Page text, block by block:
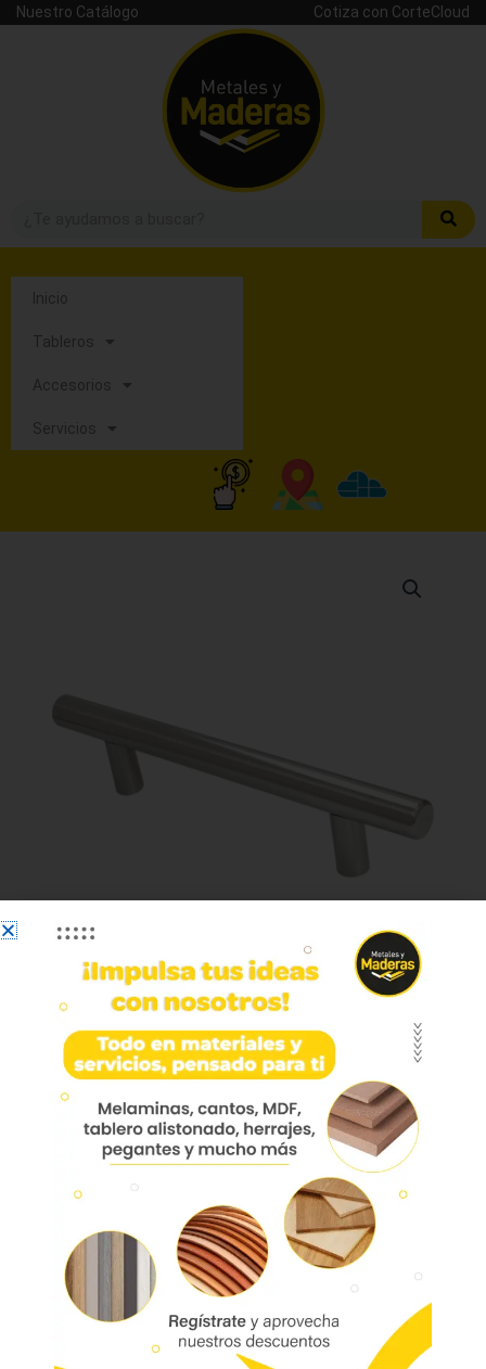
Nuestro Catálogo Cotiza con CorteCloud
Inicio
Tableros
Accesorios
Servicios
Manija 021 Cilindrica
224mm
Manija 021 Cilindrica 224mm Hma021-06
Aplicación: Escritorios, centros de
entretenimiento, oficina.
Marca:
Código:
01700
Referencia:
HMA021-06
Las imágenes mostradas son de referencia y los colores podrían variar